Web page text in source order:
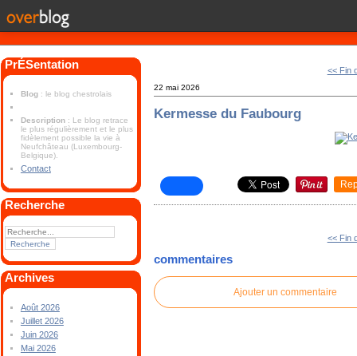
PrÉSentation
Blog : le blog chestrolais
Description : Le blog retrace
le plus régulièrement et le plus
fidèlement possible la vie à
Neufchâteau (Luxembourg-
Belgique).
Contact
Recherche
Archives
Août 2026
Juillet 2026
Juin 2026
Mai 2026
<< Fin
22 mai 2026
Kermesse du Faubourg
<< Fin
commentaires
Ajouter un commentaire